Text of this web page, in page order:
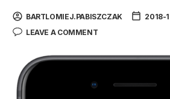
BARTLOMIEJ.PABISZCZAK
2018-
LEAVE A COMMENT